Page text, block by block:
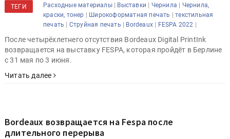
ТЕГИ Расходные материалы| Выставки | Чернила | Чернила,
краски, тонер | Широкоформатная печать |текстильная
печать | Струйная печать | Bordeaux | FESPA 2022 |
После четырёхлетнего отсутствия Bordeaux Digital PrintInk
возвращается на выставку FESPA, которая пройдёт в Берлине
с 31 мая по 3 июня.
Читать далее
Bordeaux возвращается на Fespa после
длительного перерыва